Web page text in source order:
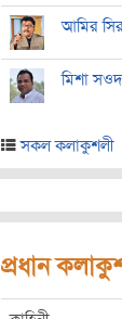
আমির
মিশা
সকল কলাকুশলী
প্রধান